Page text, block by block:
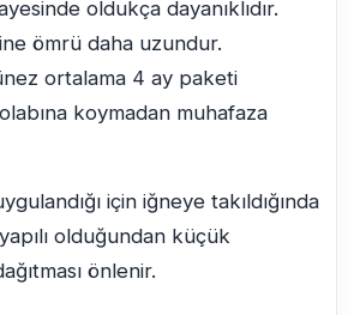
oldukça dayanıklıdır.
ömrü daha uzundur.
ortalama 4 ay paketi
koymadan muhafaza
için iğneye takıldığında
olduğundan küçük
önlenir.